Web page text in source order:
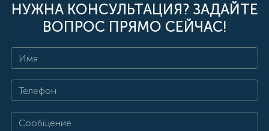
НУЖНА КОНСУЛЬТАЦИЯ? ЗАДАЙТЕ
ВОПРОС ПРЯМО СЕЙЧАС!